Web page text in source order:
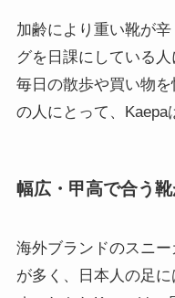
加齢により重い靴が
グを日課にしている
毎日の散歩や買い物
の人にとって、Kaepa
幅広・甲高で合う
海外ブランドのスニ
が多く、日本人の足